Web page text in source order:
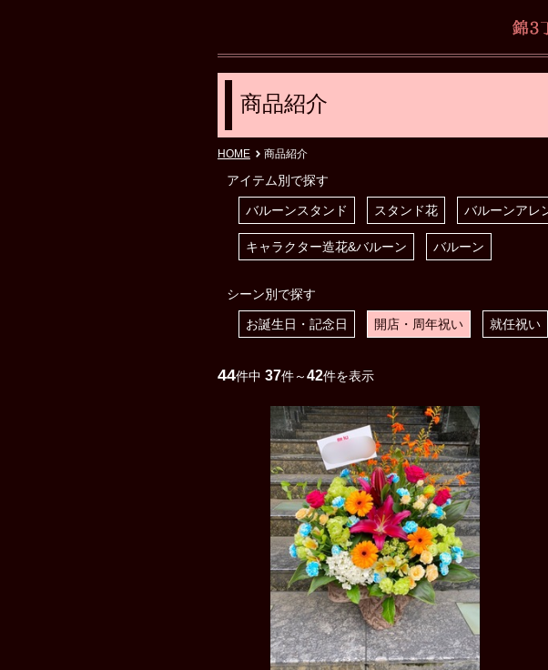
商品紹介
HOME 商品紹介
アイテム別で探す
バルーンスタンド スタンド花 バルーンアレ
キャラクター造花&バルーン バルーン
シーン別で探す
お誕生日・記念日 開店・周年祝い 就任祝い
44件中 37件～42件を表示